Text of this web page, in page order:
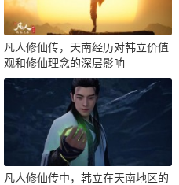
凡人修仙传，天南经历对韩立价值
观和修仙理念的深层影响
凡人修仙传中，韩立在天南地区的